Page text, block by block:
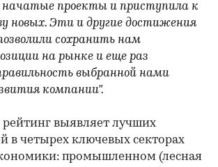
начатые проекты и приступила к
новых. Эти и другие достижения
сохранить нам
на рынке и еще раз
выбранной нами
компании".
выявляет лучших
в четырех ключевых секторах
промышленном (лесная